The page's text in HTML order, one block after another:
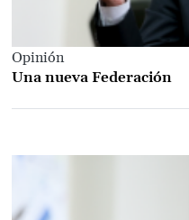
Opinión
Una nueva Federación